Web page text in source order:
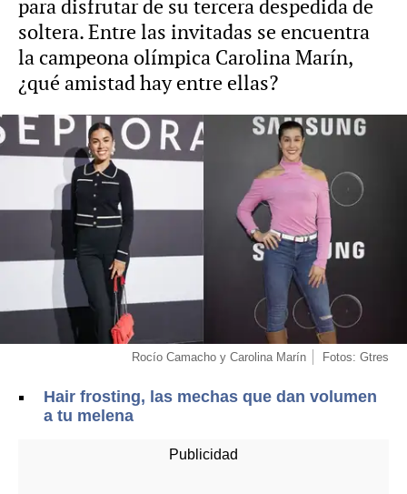
para disfrutar de su tercera despedida de
soltera. Entre las invitadas se encuentra
la campeona olímpica Carolina Marín,
¿qué amistad hay entre ellas?
Rocío Camacho y Carolina Marín Fotos: Gtres
Hair frosting, las mechas que dan volumen
a tu melena